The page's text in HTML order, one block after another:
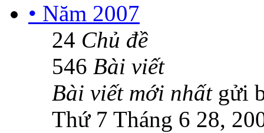
• Năm 2007
24 Chủ đề
546 Bài viết
Bài viết mới nhấtgửi
Thứ 7 Tháng 6 28,